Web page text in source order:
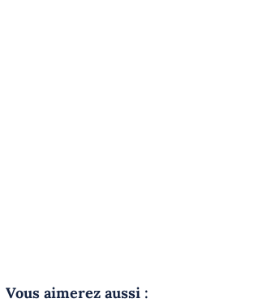
Vous aimerez aussi :